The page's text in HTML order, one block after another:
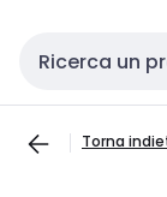
Cerca input
Torna